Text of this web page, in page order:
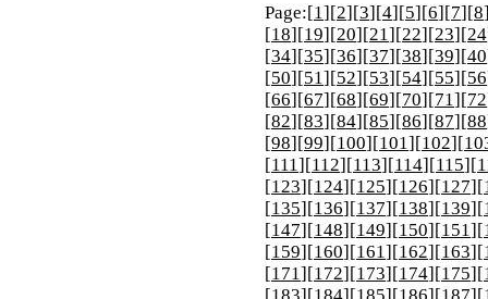
Page:[1][2][3][4][5][6][7][8
[18][19][20][21][22][23][24
[34][35][36][37][38][39][40
[50][51][52][53][54][55][56
[66][67][68][69][70][71][72
[82][83][84][85][86][87][88
[98][99][100][101][102][
[111][112][113][114][115][
[123][124][125][126][127][
[135][136][137][138][139][
[147][148][149][150][151][
[159][160][161][162][163][
[171][172][173][174][175][
[183][184][185][186][187][